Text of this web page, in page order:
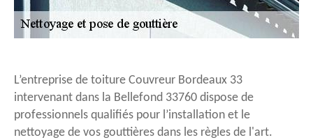
L’entreprise de toiture Couvreur Bordeaux 33
intervenant dans la Bellefond 33760 dispose de
professionnels qualifiés pour l’installation et le
nettoyage de vos gouttières dans les règles de l'art.